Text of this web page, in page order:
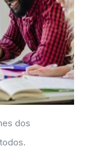
dos